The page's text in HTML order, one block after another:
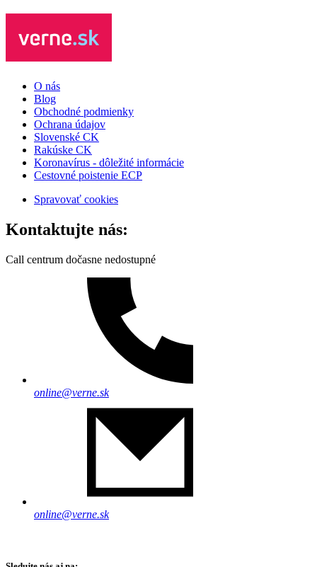
O nás
Blog
Obchodné podmienky
Ochrana údajov
Slovenské CK
Rakúske CK
Koronavírus - dôležité informácie
Cestovné poistenie ECP
Spravovať cookies
Kontaktujte nás:
Call centrum dočasne nedostupné
online@verne.sk
online@verne.sk